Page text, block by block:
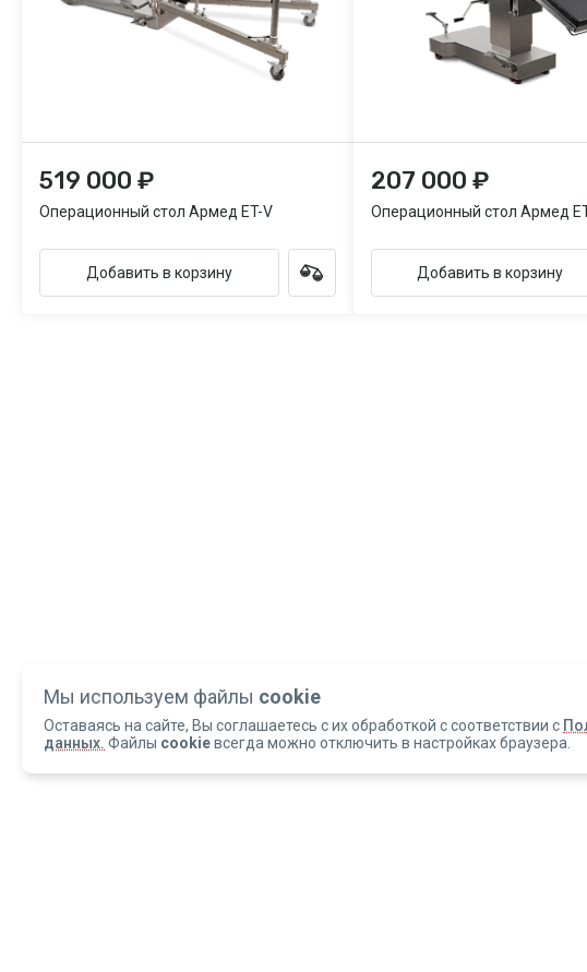
519 000 ₽
Операционный стол Армед ET-V
Добавить в корзину
207 000 ₽
Операционный стол Армед
Добавить в корзину
Мы используем файлы cookie
Оставаясь на сайте, Вы соглашаетесь с их обработкой с соответствии с
данных. Файлы cookieвсегда можно отключить в настройках браузера.